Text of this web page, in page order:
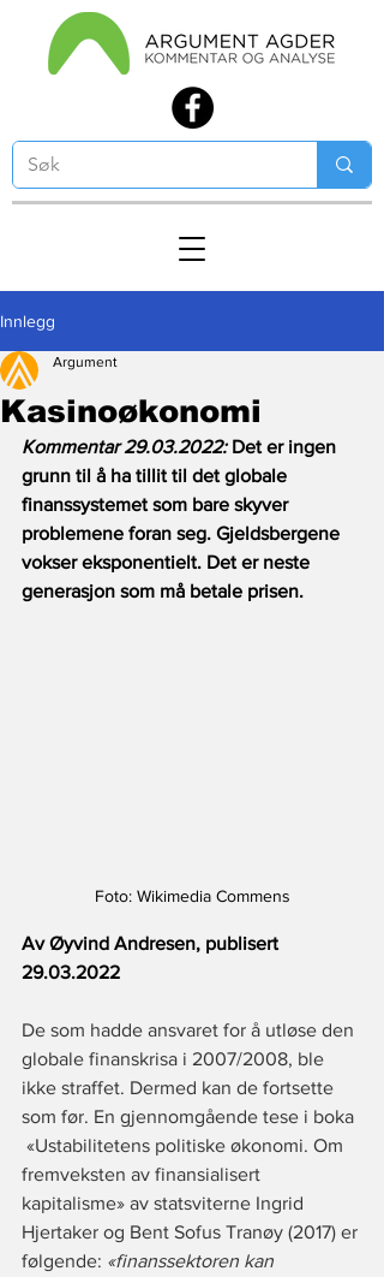
Innlegg
Kasinoøkonomi
Argument
Kommentar 29.03.2022: Det er ingen
grunn til å ha tillit til det globale
finanssystemet som bare skyver
problemene foran seg. Gjeldsbergene
vokser eksponentielt. Det er neste
generasjon som må betale prisen.
Foto: Wikimedia Commens
Av Øyvind Andresen, publisert
29.03.2022
De som hadde ansvaret for å utløse den
globale finanskrisa i 2007/2008, ble
ikke straffet. Dermed kan de fortsette
som før. En gjennomgående tese i boka
«Ustabilitetens politiske økonomi. Om
fremveksten av finansialisert
kapitalisme» av statsviterne Ingrid
Hjertaker og Bent Sofus Tranøy (2017) er
følgende: «finanssektoren kan